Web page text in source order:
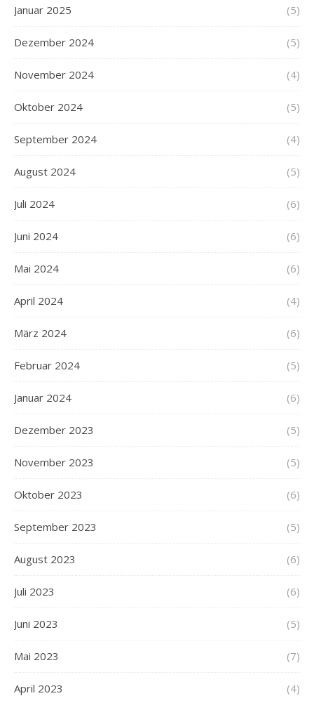
Januar 2025 (5)
Dezember 2024 (5)
November 2024 (4)
Oktober 2024 (5)
September 2024 (4)
August 2024 (5)
Juli 2024 (6)
Juni 2024 (6)
Mai 2024 (6)
April 2024 (4)
März 2024 (6)
Februar 2024 (5)
Januar 2024 (6)
Dezember 2023 (5)
November 2023 (5)
Oktober 2023 (6)
September 2023 (5)
August 2023 (6)
Juli 2023 (6)
Juni 2023 (5)
Mai 2023 (7)
April 2023 (4)